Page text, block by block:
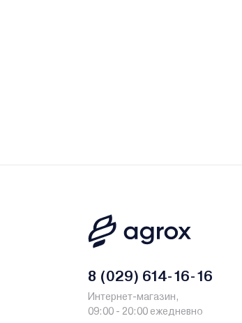
8 (029) 614-16-16
Интернет-магазин,
09:00 - 20:00 ежедневно